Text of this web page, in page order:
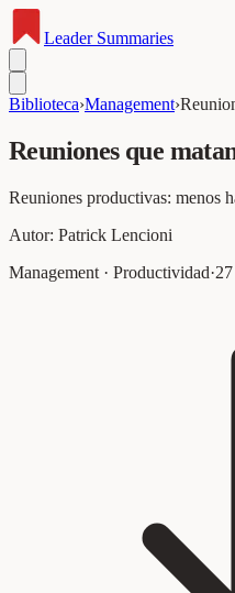
LeaderSummaries
Biblioteca›Management›
Reuniones que
Reuniones productivas: menos
Autor: Patrick Lencioni
Management · Productividad·27